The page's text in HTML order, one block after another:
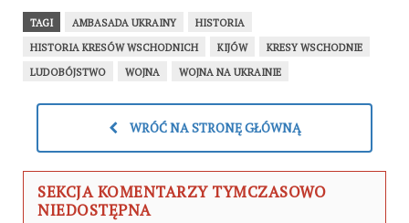
TAGI AMBASADA UKRAINY
HISTORIA
HISTORIA KRESÓW WSCHODNICH
KIJÓW
KRESY WSCHODNIE
LUDOBÓJSTWO
WOJNA WOJNA NA UKRAINIE
WRÓĆ NA STRONĘ GŁÓWNĄ
SEKCJA KOMENTARZY TYMCZASOWO
NIEDOSTĘPNA